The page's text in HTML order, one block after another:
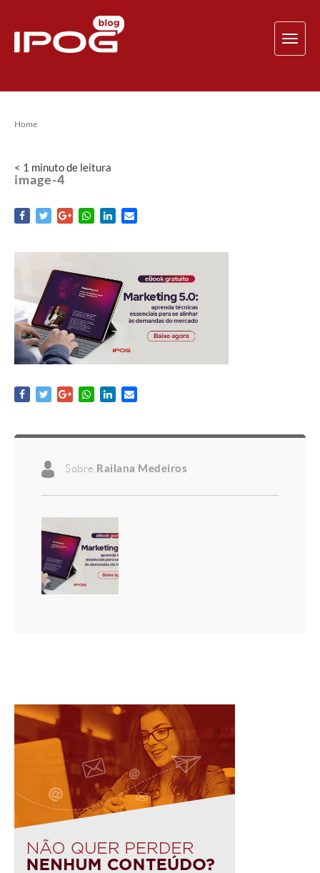
Home
< 1 minutode leitura
image-4
Sobre Railana Medeiros